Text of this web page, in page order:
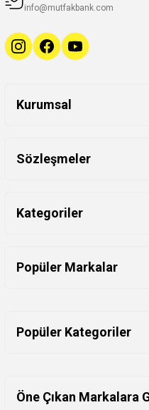
info@mutfakbank.com
Kurumsal
Sözleşmeler
Kategoriler
Popüler Markalar
Popüler Kategoriler
Öne Çıkan Markalara